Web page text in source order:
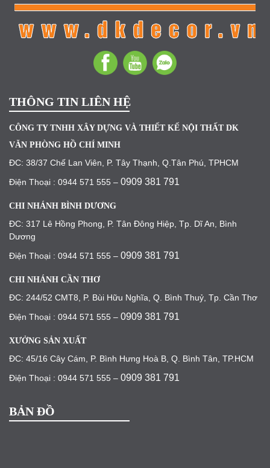
THÔNG TIN LIÊN HỆ
CÔNG TY TNHH XÂY DỰNG VÀ THIẾT KẾ NỘI THẤT DK
VĂN PHÒNG HỒ CHÍ MINH
ĐC: 38/37 Chế Lan Viên, P. Tây Thạnh, Q.Tân Phú, TPHCM
Điện Thoại : 0944 571 555 – 0909 381 791
CHI NHÁNH BÌNH DƯƠNG
ĐC: 317 Lê Hồng Phong, P. Tân Đông Hiệp, Tp. Dĩ An, Bình
Dương
Điện Thoại : 0944 571 555 – 0909 381 791
CHI NHÁNH CẦN THƠ
ĐC: 244/52 CMT8, P. Bùi Hữu Nghĩa, Q. Bình Thuỷ, Tp. Cần Thơ
Điện Thoại : 0944 571 555 – 0909 381 791
XƯỞNG SẢN XUẤT
ĐC: 45/16 Cây Cám, P. Bình Hưng Hoà B, Q. Bình Tân, TP.HCM
Điện Thoại : 0944 571 555 – 0909 381 791
BẢN ĐỒ